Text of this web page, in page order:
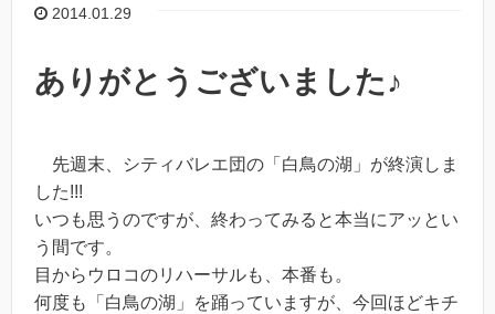
2014.01.29
ありがとうございました♪
先週末、シティバレエ団の「白鳥の湖」が終演しま
した!!!
いつも思うのですが、終わってみると本当にアッとい
う間です。
目からウロコのリハーサルも、本番も。
何度も「白鳥の湖」を踊っていますが、今回ほどキチ